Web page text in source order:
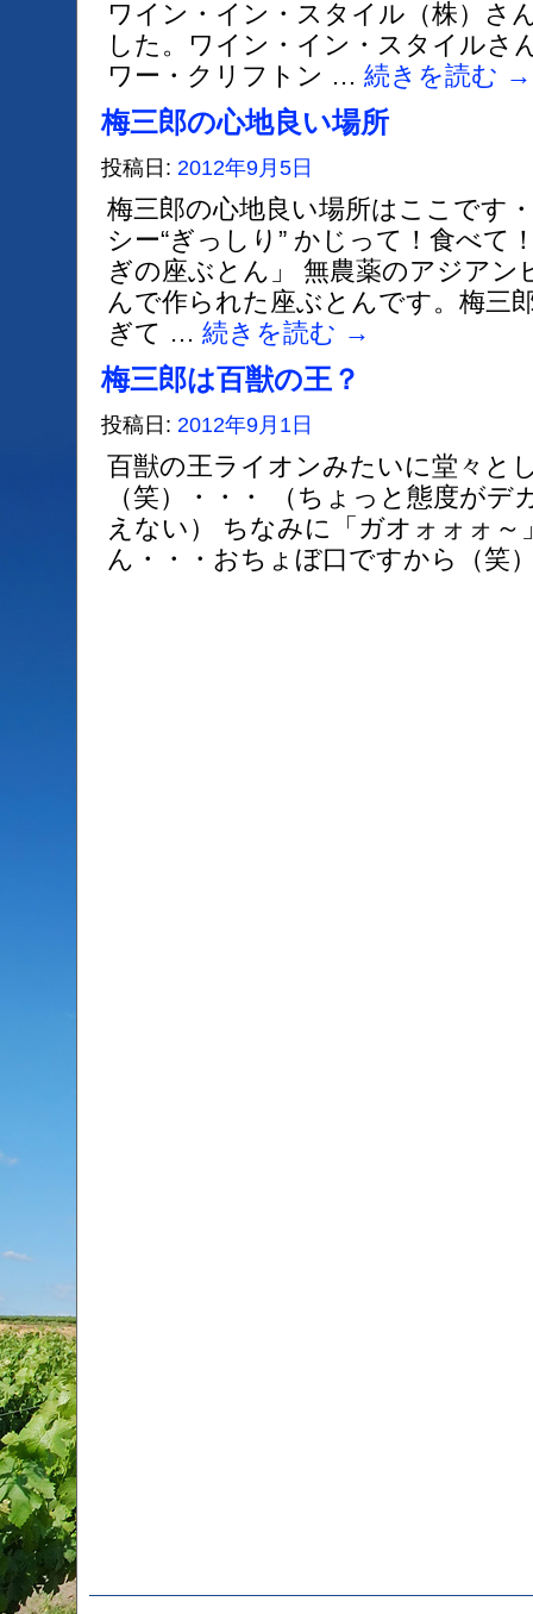
ワイン・イン・スタイル（株）さ
した。ワイン・イン・スタイルさ
ワー・クリフトン … 続きを読む →
梅三郎の心地良い場所
投稿日: 2012年9月5日
梅三郎の心地良い場所はここです
シー“ぎっしり” かじって！食べて
ぎの座ぶとん」 無農薬のアジアン
んで作られた座ぶとんです。梅三
ぎて … 続きを読む →
梅三郎は百獣の王？
投稿日: 2012年9月1日
百獣の王ライオンみたいに堂々と
（笑）・・・ （ちょっと態度が
えない） ちなみに「ガオォォォ～
ん・・・おちょぼ口ですから（